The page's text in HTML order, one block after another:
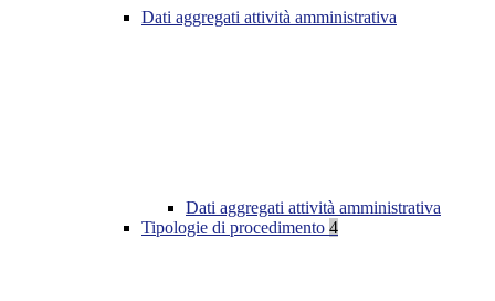
Dati aggregati attività amministrativa
Dati aggregati attività amministrativa
Tipologie di procedimento 4